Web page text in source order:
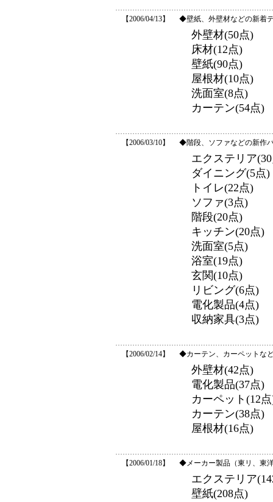
【2006/04/13】 ◆壁紙、外壁材などの新着
外壁材(50点)
床材(12点)
壁紙(90点)
屋根材(10点)
洗面室(8点)
カーテン(54点)
【2006/03/10】 ◆階段、ソファなどの新作
エクステリア
ダイニング(5点)
トイレ(22点)
ソファ(3点)
階段(20点)
キッチン(20点)
洗面室(5点)
浴室(19点)
玄関(10点)
リビング(6点)
電化製品(4点)
収納家具(3点)
【2006/02/14】 ◆カーテン、カーペットな
外壁材(42点)
電化製品(37点)
カーペット(12
カーテン(38点)
屋根材(16点)
【2006/01/18】 ◆メーカー製品（東リ、東
エクステリア
壁紙(208点)